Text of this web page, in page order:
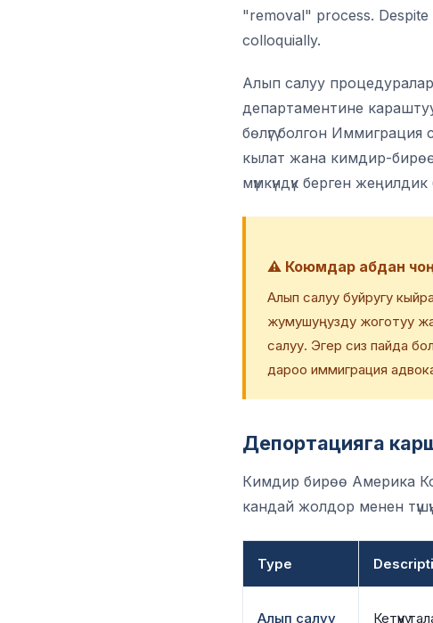
"removal" process.
colloquially.
Алып салуу
департаментине
бөлүгү болгон
кылат жана кимдир-
мүмкүндүк берген
⚠️ Коюмдар абдан чоң
Алып салуу буйругу
жумушуңузду жоготуу
салуу. Эгер сиз пайда
дароо иммиграция
Депортацияга
Кимдир бирөө Америка
кандай жолдор менен
Type
Алып салуу
Кетүүнү